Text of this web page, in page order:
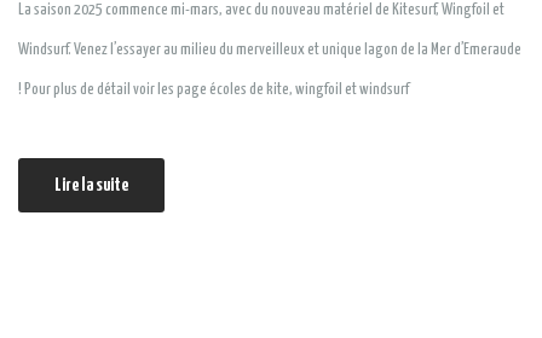
La saison 2025 commence mi-mars, avec du nouveau matériel de Kitesurf, Wingfoil et
Windsurf. Venez l’essayer au milieu du merveilleux et unique lagon de la Mer d’Emeraude
! Pour plus de détail voir les page écoles de kite, wingfoil et windsurf
Lire la suite